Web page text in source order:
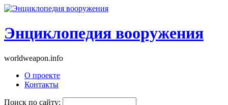
Энциклопедия вооружения
worldweapon.info
О проекте
Контакты
Поиск по сайту: